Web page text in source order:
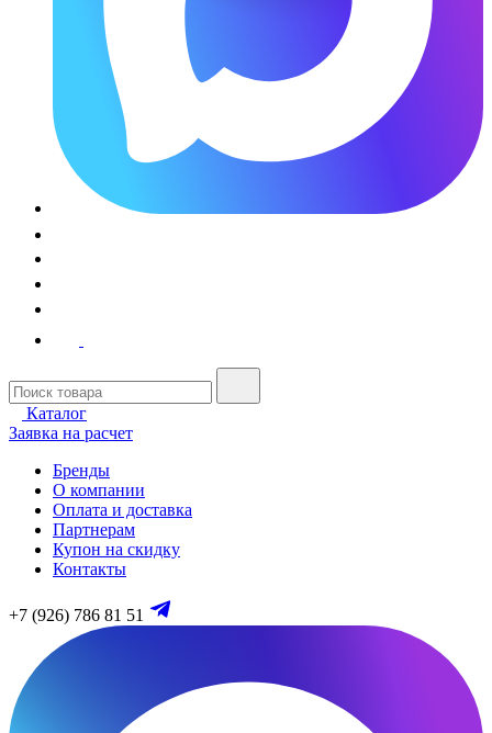
Каталог
Заявка на расчет
Бренды
О компании
Оплата и доставка
Партнерам
Купон на скидку
Контакты
+7 (926) 786 81 51